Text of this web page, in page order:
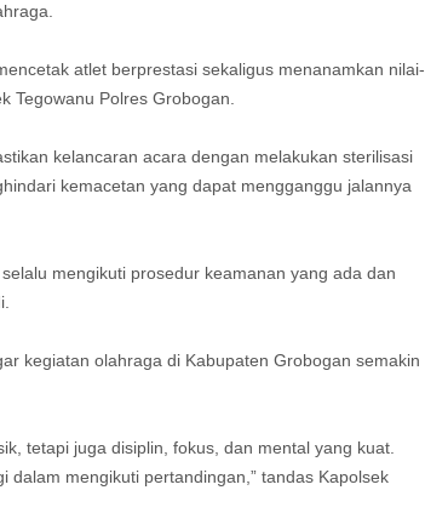
atlet berprestasi sekaligus menanamkan nilai-
Tegowanu Polres Grobogan.
kelancaran acara dengan melakukan sterilisasi
kemacetan yang dapat mengganggu jalannya
mengikuti prosedur keamanan yang ada dan
kegiatan olahraga di Kabupaten Grobogan semakin
tetapi juga disiplin, fokus, dan mental yang kuat.
mengikuti pertandingan,” tandas Kapolsek